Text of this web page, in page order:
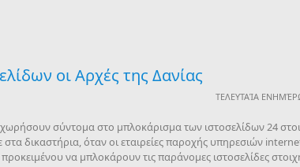
οι Αρχές της Δανίας
ΤΕΛΕΥΤΑΊΑ
σύντομα στο μπλοκάρισμα των ιστοσελίδων 24
δικαστήρια, όταν οι εταιρείες παροχής υπηρεσιών
να μπλοκάρουν τις παράνομες ιστοσελίδες